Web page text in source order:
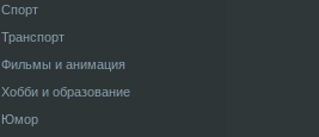
Спорт
Транспорт
Фильмы и анимация
Хобби и образование
Юмор